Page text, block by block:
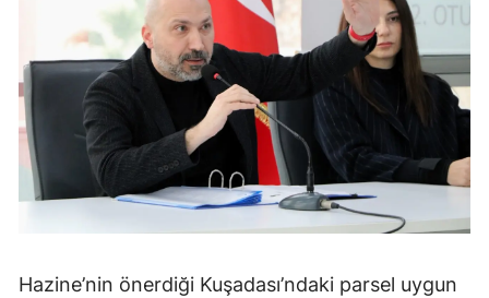
Hazine’nin önerdiği Kuşadası’ndaki parsel uygun